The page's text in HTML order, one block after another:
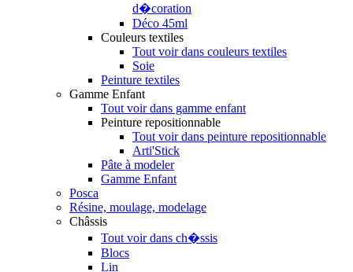
d�coration
Déco 45ml
Couleurs textiles
Tout voir dans couleurs textiles
Soie
Peinture textiles
Gamme Enfant
Tout voir dans gamme enfant
Peinture repositionnable
Tout voir dans peinture repositionnable
Arti'Stick
Pâte à modeler
Gamme Enfant
Posca
Résine, moulage, modelage
Châssis
Tout voir dans ch�ssis
Blocs
Lin